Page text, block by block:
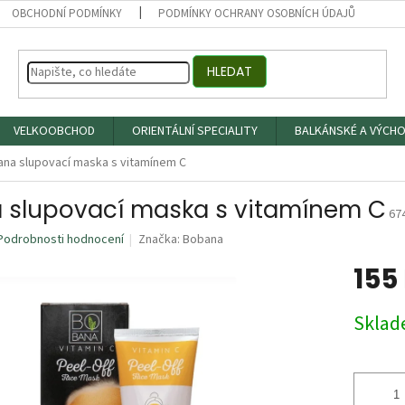
OBCHODNÍ PODMÍNKY PODMÍNKY OCHRANY OSOBNÍCH ÚDAJŮ
HLEDAT
VELKOOBCHOD ORIENTÁLNÍ SPECIALITY BALKÁNSKÉ A
slupovací maska s vitamínem C
slupovací maska s vitamínem C
hodnocení Značka:Bobana
cena: